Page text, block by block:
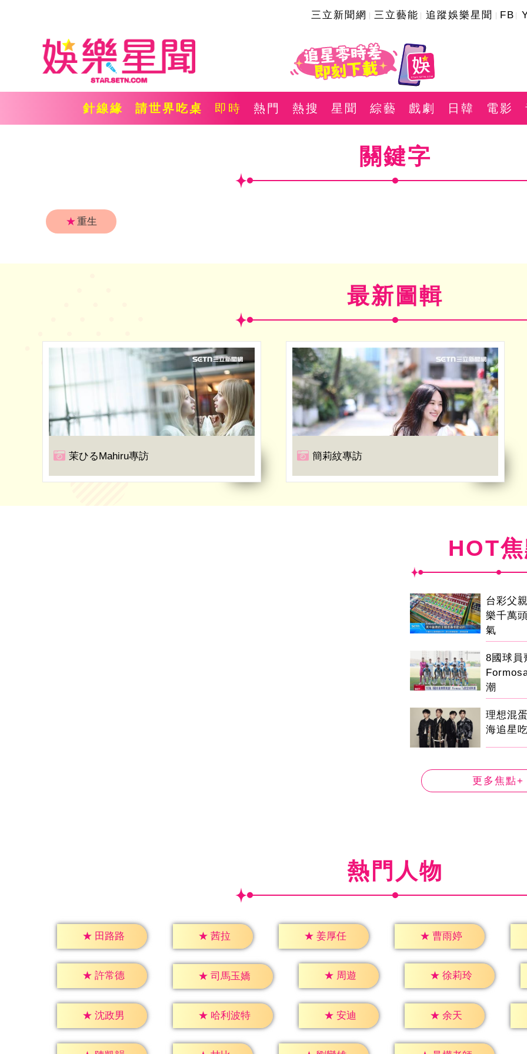
三立新聞網 三立藝能 追蹤娛樂星聞 FB
針線緣 請世界吃桌 即時 熱門 熱搜 星聞 綜藝 戲劇 日韓 電影
關鍵字
★重生
最新圖輯
茉ひるMahiru專訪 簡莉紋專訪
HOT
台彩父
樂千萬
氣
8國球
潮
理想混
海追星
更多焦點+
熱門人物
★ 田路路 ★ 茜拉 ★ 姜厚任 ★ 曹雨婷
★ 許常德 ★ 司馬玉嬌 ★ 周遊 ★ 徐莉玲
★ 沈政男 ★ 哈利波特 ★ 安迪 ★ 余天